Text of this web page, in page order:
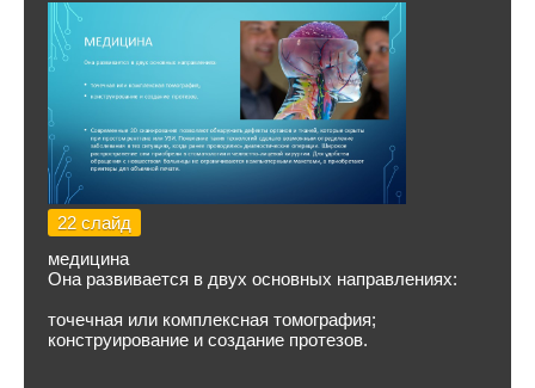
22 слайд
медицина
Она развивается в двух основных направлениях:
точечная или комплексная томография;
конструирование и создание протезов.